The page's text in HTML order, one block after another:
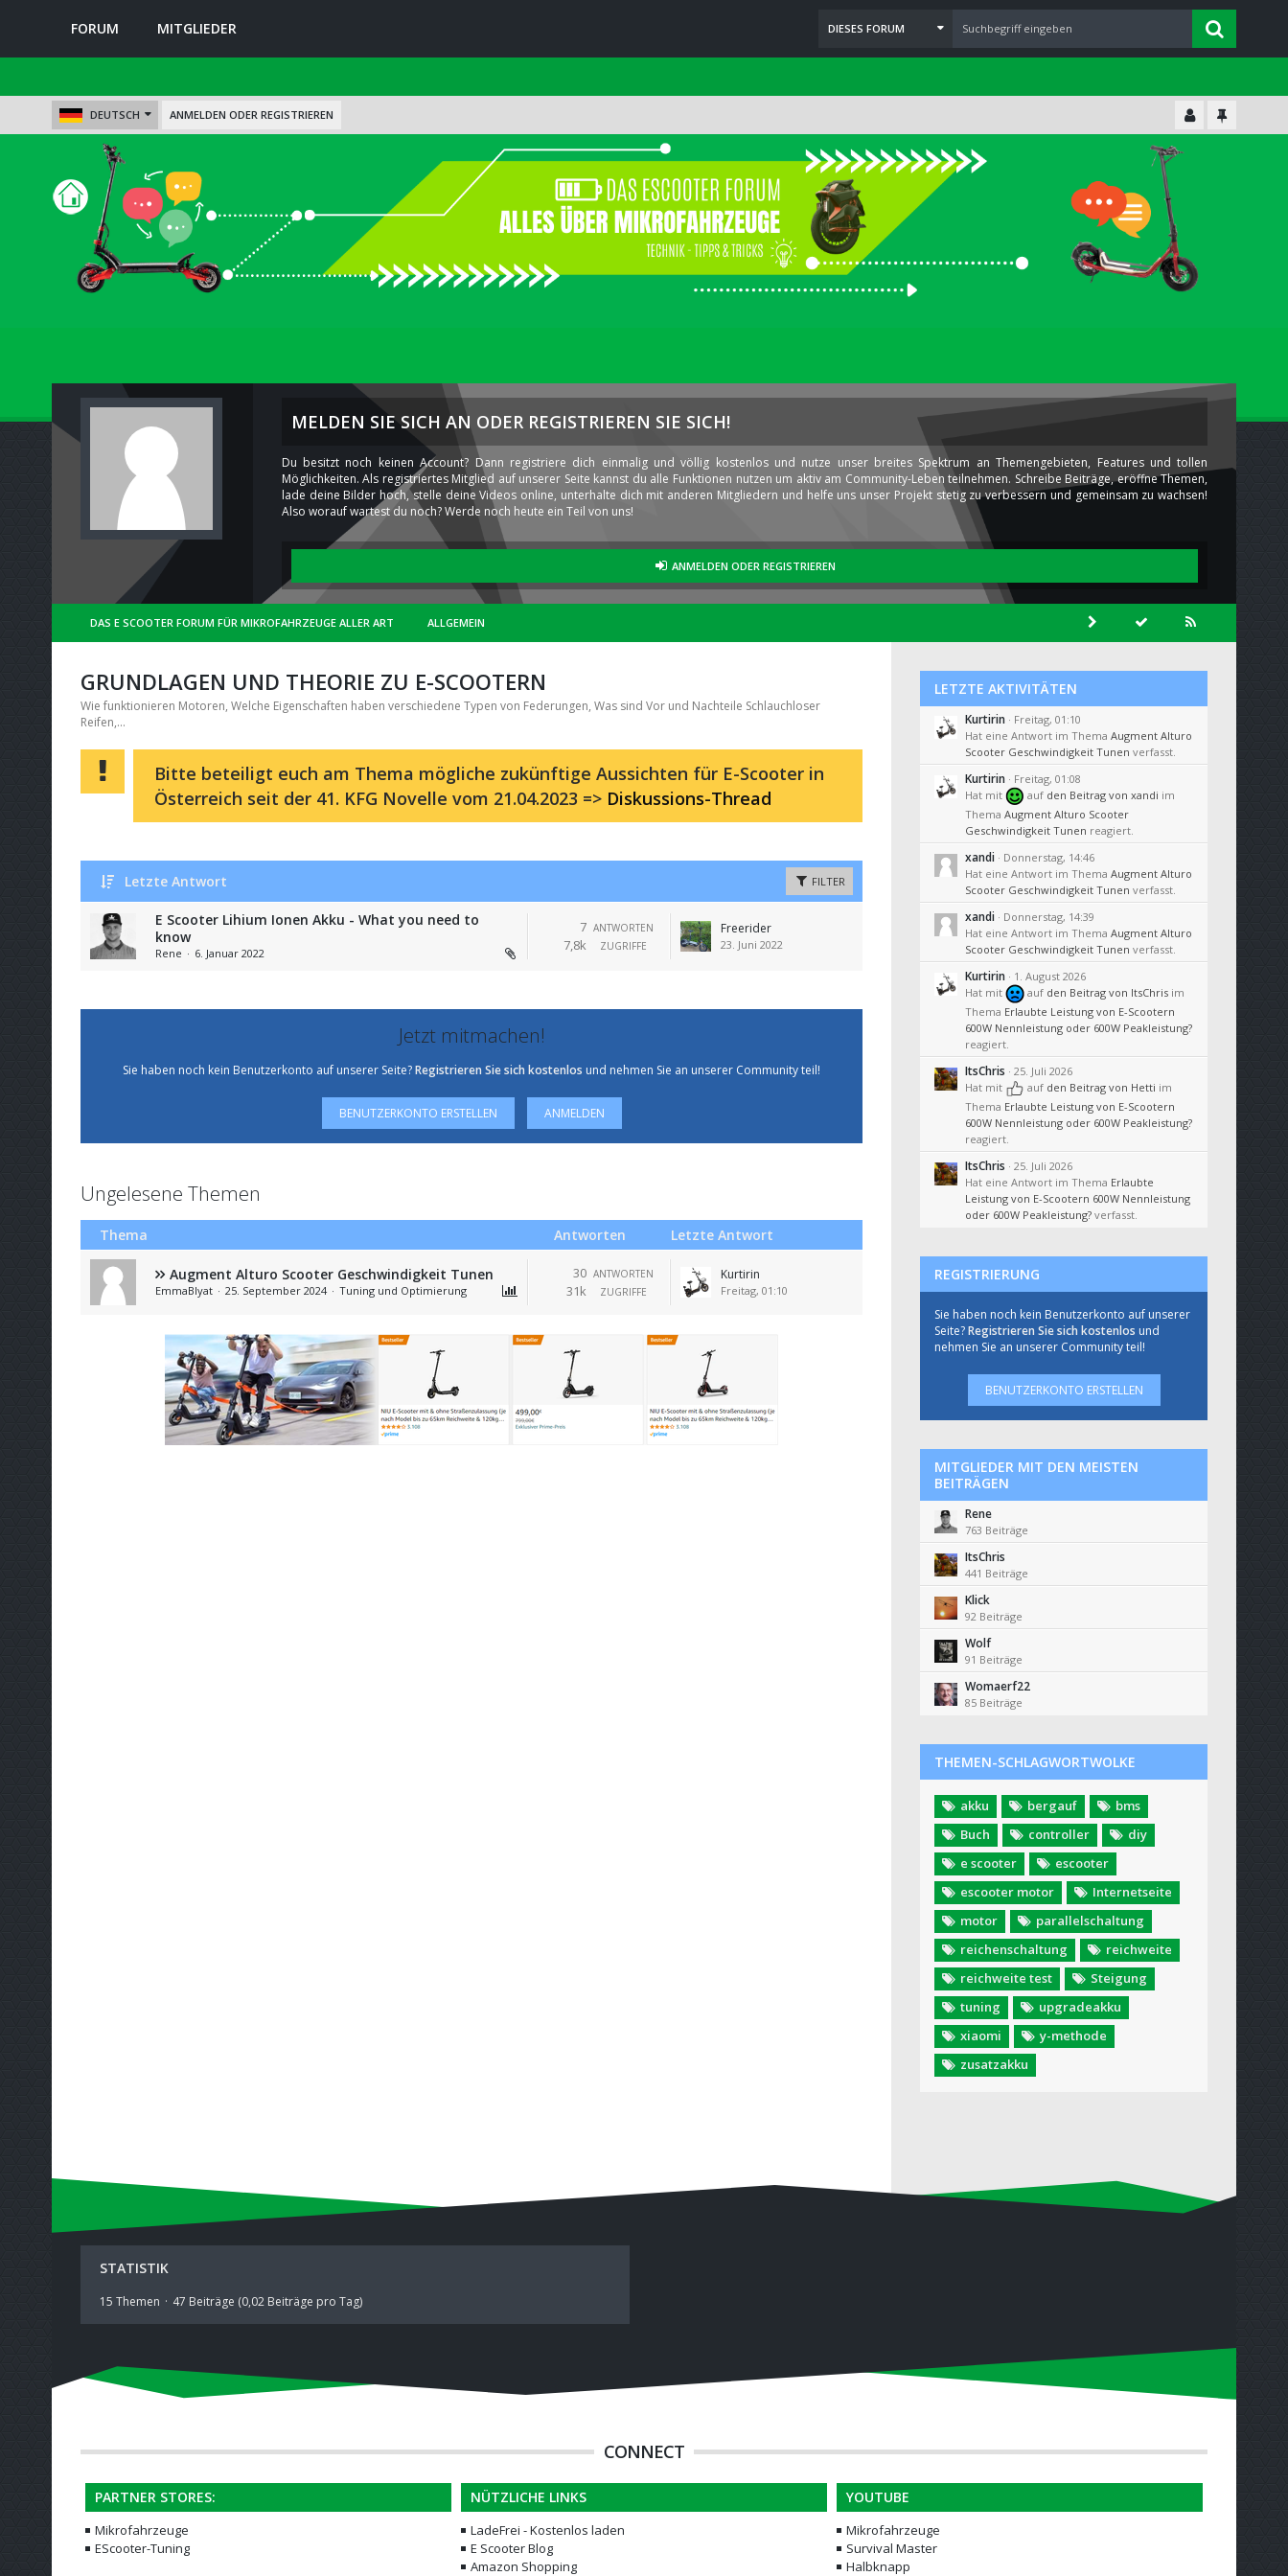
FORUM MITGLIEDER DIESES FORUM
DEUTSCH ANMELDEN ODER REGISTRIEREN
MELDEN SIE SICH AN ODER REGISTRIEREN SIE SICH!
Du besitzt noch keinen Account? Dann registriere dich einmalig und völlig kostenlos und nutze unser breites Spektrum an Themengebieten, Features und tollen
Möglichkeiten. Als registriertes Mitglied auf unserer Seite kannst du alle Funktionen nutzen um aktiv am Community-Leben teilnehmen. Schreibe Beiträge, eröffne Themen,
lade deine Bilder hoch, stelle deine Videos online, unterhalte dich mit anderen Mitgliedern und helfe uns unser Projekt stetig zu verbessern und gemeinsam zu wachsen!
Also worauf wartest du noch? Werde noch heute ein Teil von uns!
ANMELDEN ODER REGISTRIEREN
DAS E SCOOTER FORUM FÜR MIKROFAHRZEUGE ALLER ART ALLGEMEIN
GRUNDLAGEN UND THEORIE ZU E-SCOOTERN
Wie funktionieren Motoren, Welche Eigenschaften haben verschiedene Typen von Federungen, Was sind Vor und Nachteile Schlauchloser
Reifen,...
Bitte beteiligt euch am Thema mögliche zukünftige Aussichten für E-Scooter in
Österreich seit der 41. KFG Novelle vom 21.04.2023 => Diskussions-Thread
Letzte Antwort FILTER
E Scooter Lihium Ionen Akku - What you need to
know
Rene 6. Januar 2022
ANTWORTEN
7
ZUGRIFFE
7,8k
Freerider
23. Juni 2022
Jetzt mitmachen!
Sie haben noch kein Benutzerkonto auf unserer Seite?Registrieren Sie sich kostenlos und nehmen Sie an unserer Community teil!
BENUTZERKONTO ERSTELLEN ANMELDEN
Ungelesene Themen
Thema Antworten Letzte Antwort
Augment Alturo Scooter Geschwindigkeit Tunen
EmmaBlyat 25. September 2024 Tuning und Optimierung
ANTWORTEN
30
ZUGRIFFE
31k
Kurtirin
Freitag, 01:10
LETZTE AKTIVITÄTEN
Kurtirin
Freitag, 01:10
Hat eine Antwort im ThemaAugment Alturo
Scooter Geschwindigkeit Tunen verfasst.
Kurtirin
Freitag, 01:08
Hat mit
auf den Beitrag vonxandi im
ThemaAugment Alturo Scooter
Geschwindigkeit Tunen reagiert.
xandi
Donnerstag, 14:46
Hat eine Antwort im ThemaAugment Alturo
Scooter Geschwindigkeit Tunen verfasst.
xandi
Donnerstag, 14:39
Hat eine Antwort im ThemaAugment Alturo
Scooter Geschwindigkeit Tunen verfasst.
Kurtirin
1. August 2026
Hat mit
auf den Beitrag von ItsChris im
Thema Erlaubte Leistung von E-Scootern
600W Nennleistung oder 600W Peakleistung?
reagiert.
ItsChris
25. Juli 2026
Hat mit
auf den Beitrag von Hetti im
Thema Erlaubte Leistung von E-Scootern
600W Nennleistung oder 600W Peakleistung?
reagiert.
ItsChris
25. Juli 2026
Hat eine Antwort im Thema Erlaubte
Leistung von E-Scootern 600W Nennleistung
oder 600W Peakleistung? verfasst.
REGISTRIERUNG
Sie haben noch kein Benutzerkonto auf unserer
Seite?Registrieren Sie sich kostenlos und
nehmen Sie an unserer Community teil!
BENUTZERKONTO ERSTELLEN
MITGLIEDER MIT DEN MEISTEN
BEITRÄGEN
Rene
763 Beiträge
ItsChris
441 Beiträge
Klick
92 Beiträge
Wolf
91 Beiträge
Womaerf22
85 Beiträge
THEMEN-SCHLAGWORTWOLKE
akku bergauf
bms
Buch
controller
diy
e scooter
escooter
escooter motor
Internetseite
motor
parallelschaltung
reichenschaltung
reichweite
reichweite test
Steigung
tuning
upgradeakku
xiaomi
y-methode
zusatzakku
STATISTIK
15 Themen 47 Beiträge (0,02 Beiträge pro Tag)
CONNECT
PARTNER STORES:
Mikrofahrzeuge
EScooter-Tuning
NÜTZLICHE LINKS
LadeFrei - Kostenlos laden
E Scooter Blog
Amazon Shopping
YOUTUBE
Mikrofahrzeuge
Survival Master
Halbknapp